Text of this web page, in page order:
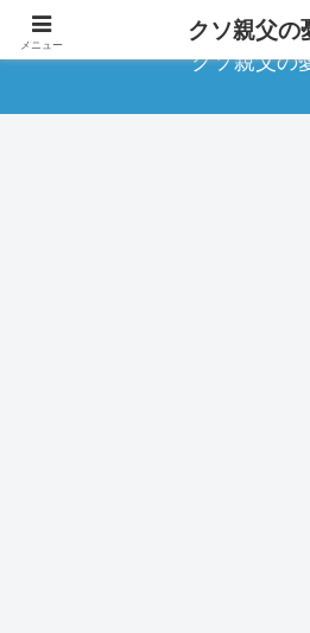
クソ親父の
メニュー クソ親父の